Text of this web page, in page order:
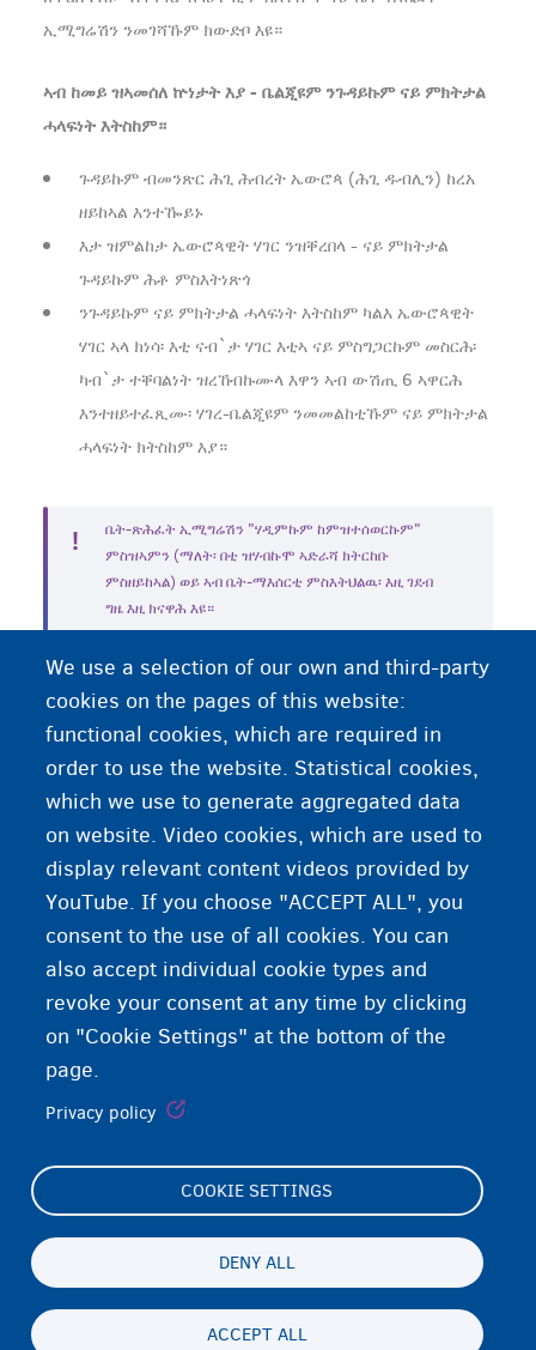
ኢሚግሬሽን ንመገሻኹም ክውድቦ እዩ።
ኣብ ከመይ ዝኣመሰለ ኵነታት እያ - ቤልጂዩም ንጉዳይኩም ናይ ምክትታል
ሓላፍነት እትስከም።
ጉዳይኩም ብመንጽር ሕጊ ሕብረት ኤውሮጳ (ሕጊ ዱብሊን) ከረአ
ዘይከኣል እንተዀይኑ
እታ ዝምልከታ ኤውሮጳዊት ሃገር ንዝቐረበላ - ናይ ምክትታል
ጉዳይኩም ሕቶ ምስእትነጽጎ
ንጉዳይኩም ናይ ምክትታል ሓላፍነት እትስከም ካልእ ኤውሮጳዊት
ሃገር ኣላ ክነሳ፡ እቲ ናብ`ታ ሃገር እቲኣ ናይ ምስግጋርኩም መስርሕ፡
ካብ`ታ ተቐባልነት ዝረኸብኩሙላ እዋን ኣብ ውሽጢ 6 ኣዋርሕ
እንተዘይተፈጺሙ፡ ሃገረ-ቤልጂዩም ንመመልከቲኹም ናይ ምክትታል
ሓላፍነት ክትስከም እያ።
ቤት-ጽሕፈት ኢሚግሬሽን "ሃዲምኩም ከምዝተሰወርኩም"
ምስዝኣምን (ማለት፡ በቲ ዝሃብኩሞ ኣድራሻ ክትርከቡ
ምስዘይከኣል) ወይ ኣብ ቤት-ማእሰርቲ ምስእትህልዉ፡ እዚ ገደብ
ግዜ እዚ ክናዋሕ እዩ።
መሰነይታ ዘይብሎም ወጻእተኛታት
ትሕቲ-ዕድመ መንእሰያት ወይ ህጻናት
ምስእትዀኑ፡ እቶም ንዓኹም ዝምልከቱ
ሕጋጋት ፍልይ ዝበሉ እዮም።
We use a selection of our own and third-party
cookies on the pages of this website:
functional cookies, which are required in
order to use the website. Statistical cookies,
which we use to generate aggregated data
on website. Video cookies, which are used to
display relevant content videos provided by
YouTube. If you choose "ACCEPT ALL", you
consent to the use of all cookies. You can
also accept individual cookie types and
revoke your consent at any time by clicking
on "Cookie Settings" at the bottom of the
page.
Privacy policy
COOKIE SETTINGS
DENY ALL
ACCEPT ALL
Footer
(menu)
Cookie Settings
ጉዳይ ብሕትውናን ባዕላዊ ሕድገት መሰልን